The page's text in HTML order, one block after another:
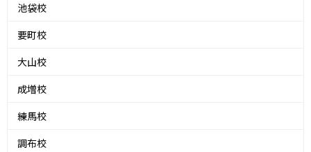
池袋校
要町校
大山校
成増校
練馬校
調布校